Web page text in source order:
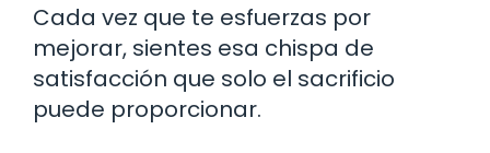
Cada vez que te esfuerzas por
mejorar, sientes esa chispa de
satisfacción que solo el sacrificio
puede proporcionar.